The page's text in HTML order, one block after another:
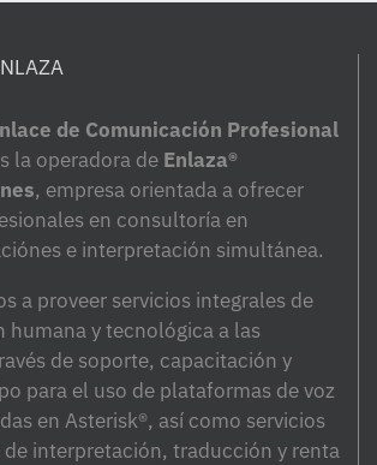
de Comunicación Profesional
la operadora de Enlaza®
, empresa orientada a ofrecer
en consultoría en
e interpretación simultánea.
a proveer servicios integrales de
humana y tecnológica a las
de soporte, capacitación y
para el uso de plataformas de voz
en Asterisk®, así como servicios
interpretación, traducción y renta